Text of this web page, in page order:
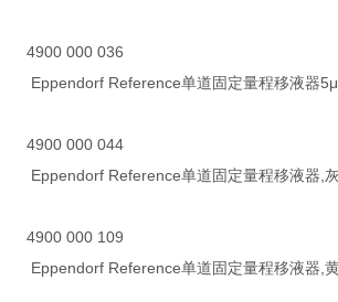
4900 000 036
Eppendorf Reference单道固定量程移液器
4900 000 044
Eppendorf Reference单道固定量程移液器,
4900 000 109
Eppendorf Reference单道固定量程移液器,